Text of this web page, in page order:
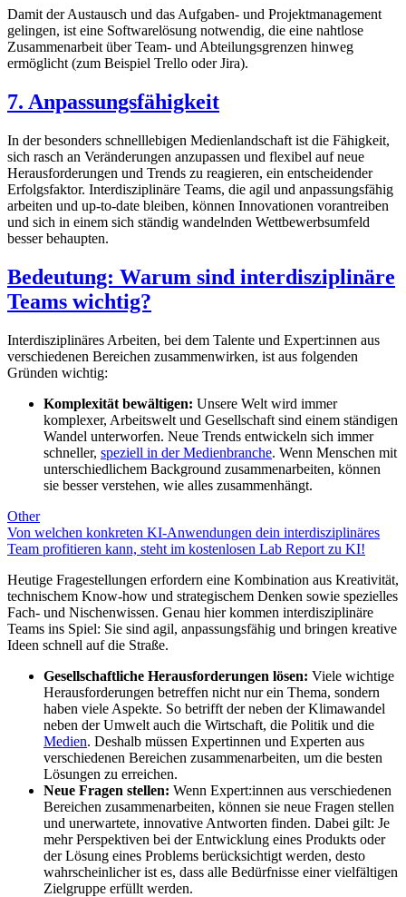
Damit der Austausch und das Aufgaben- und Projektmanagement
gelingen, ist eine Softwarelösung notwendig, die eine nahtlose
Zusammenarbeit über Team- und Abteilungsgrenzen hinweg
ermöglicht (zum Beispiel Trello oder Jira).
7. Anpassungsfähigkeit
In der besonders schnelllebigen Medienlandschaft ist die Fähigkeit,
sich rasch an Veränderungen anzupassen und flexibel auf neue
Herausforderungen und Trends zu reagieren, ein entscheidender
Erfolgsfaktor. Interdisziplinäre Teams, die agil und anpassungsfähig
arbeiten und up-to-date bleiben, können Innovationen vorantreiben
und sich in einem sich ständig wandelnden Wettbewerbsumfeld
besser behaupten.
Bedeutung: Warum sind interdisziplinäre
Teams wichtig?
Interdisziplinäres Arbeiten, bei dem Talente und Expert:innen aus
verschiedenen Bereichen zusammenwirken, ist aus folgenden
Gründen wichtig:
Komplexität bewältigen: Unsere Welt wird immer
komplexer, Arbeitswelt und Gesellschaft sind einem ständigen
Wandel unterworfen. Neue Trends entwickeln sich immer
schneller, speziell in der Medienbranche. Wenn Menschen mit
unterschiedlichem Background zusammenarbeiten, können
sie besser verstehen, wie alles zusammenhängt.
Other
Von welchen konkreten KI-Anwendungen dein interdisziplinäres
Team profitieren kann, steht im kostenlosen Lab Report zu KI!
Heutige Fragestellungen erfordern eine Kombination aus Kreativität,
technischem Know-how und strategischem Denken sowie spezielles
Fach- und Nischenwissen. Genau hier kommen interdisziplinäre
Teams ins Spiel: Sie sind agil, anpassungsfähig und bringen kreative
Ideen schnell auf die Straße.
Gesellschaftliche Herausforderungen lösen: Viele wichtige
Herausforderungen betreffen nicht nur ein Thema, sondern
haben viele Aspekte. So betrifft der neben der Klimawandel
neben der Umwelt auch die Wirtschaft, die Politik und die
Medien. Deshalb müssen Expertinnen und Experten aus
verschiedenen Bereichen zusammenarbeiten, um die besten
Lösungen zu erreichen.
Neue Fragen stellen: Wenn Expert:innen aus verschiedenen
Bereichen zusammenarbeiten, können sie neue Fragen stellen
und unerwartete, innovative Antworten finden. Dabei gilt: Je
mehr Perspektiven bei der Entwicklung eines Produkts oder
der Lösung eines Problems berücksichtigt werden, desto
wahrscheinlicher ist es, dass alle Bedürfnisse einer vielfältigen
Zielgruppe erfüllt werden.